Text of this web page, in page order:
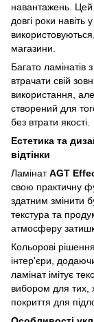
навантажень. Цей
довгі роки
магазини.
Багато ламінатів
втрачати свій
використання, але
створений для
без втрати якості.
Естетика та
відтінки
ЛамінатAGT
свою практичну
здатним змінити
текстура та
атмосферу
Кольорові
інтер'єри,
ламінат імітує
вибором для тих,
покриття для